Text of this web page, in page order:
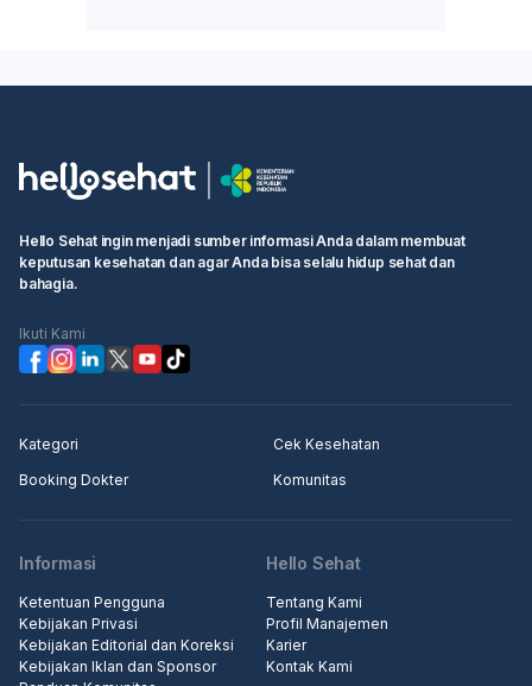
Hello Sehat ingin menjadi sumber informasi Anda dalam membuat
keputusan kesehatan dan agar Anda bisa selalu hidup sehat dan
bahagia.
Ikuti Kami
Kategori
Cek Kesehatan
Booking Dokter
Komunitas
Informasi
Ketentuan Pengguna
Kebijakan Privasi
Kebijakan Editorial dan Koreksi
Kebijakan Iklan dan Sponsor
Hello Sehat
Tentang Kami
Profil Manajemen
Karier
Kontak Kami